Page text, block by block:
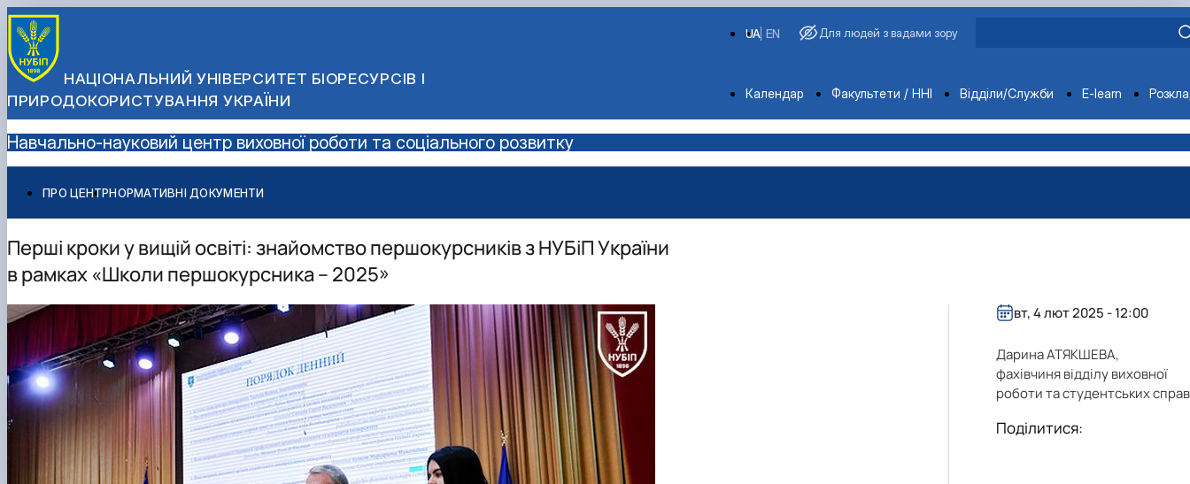
НАЦІОНАЛЬНИЙ УНІВЕРСИТЕТ БІОРЕСУРСІВ І
ПРИРОДОКОРИСТУВАННЯ УКРАЇНИ
EN
UA Для людей з вадами зору
Departments
Календар Факультети / ННІ Відділи/Служби E-learn
Навчально-науковий центр виховної роботи та соціального розвитку
ПРО ЦЕНТРНОРМАТИВНІ ДОКУМЕНТИ
Перші кроки у вищій освіті: знайомство першокурсників з НУБіП України
в рамках «Школи першокурсника – 2025»
вт, 4 лют 2025 - 12:00
Дарина АТЯКШЕВА,
фахівчиня відділу виховної
роботи та студентських справ
Поділитися: